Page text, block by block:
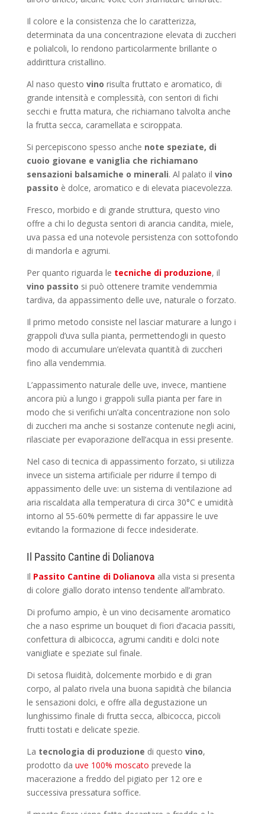
Il colore e la consistenza che lo caratterizza,
determinata da una concentrazione elevata di zuccheri
e polialcoli, lo rendono particolarmente brillante o
addirittura cristallino.
Al naso questo vino risulta fruttato e aromatico, di
grande intensità e complessità, con sentori di fichi
secchi e frutta matura, che richiamano talvolta anche
la frutta secca, caramellata e sciroppata.
Si percepiscono spesso anche note speziate, di
cuoio giovane e vaniglia che richiamano
sensazioni balsamiche o minerali. Al palato il vino
passito è dolce, aromatico e di elevata piacevolezza.
Fresco, morbido e di grande struttura, questo vino
offre a chi lo degusta sentori di arancia candita, miele,
uva passa ed una notevole persistenza con sottofondo
di mandorla e agrumi.
Per quanto riguarda le tecniche di produzione, il
vino passito si può ottenere tramite vendemmia
tardiva, da appassimento delle uve, naturale o forzato.
Il primo metodo consiste nel lasciar maturare a lungo i
grappoli d’uva sulla pianta, permettendogli in questo
modo di accumulare un’elevata quantità di zuccheri
fino alla vendemmia.
L’appassimento naturale delle uve, invece, mantiene
ancora più a lungo i grappoli sulla pianta per fare in
modo che si verifichi un’alta concentrazione non solo
di zuccheri ma anche si sostanze contenute negli acini,
rilasciate per evaporazione dell’acqua in essi presente.
Nel caso di tecnica di appassimento forzato, si utilizza
invece un sistema artificiale per ridurre il tempo di
appassimento delle uve: un sistema di ventilazione ad
aria riscaldata alla temperatura di circa 30°C e umidità
intorno al 55-60% permette di far appassire le uve
evitando la formazione di fecce indesiderate.
Il Passito Cantine di Dolianova
Il Passito Cantine di Dolianova alla vista si presenta
di colore giallo dorato intenso tendente all’ambrato.
Di profumo ampio, è un vino decisamente aromatico
che a naso esprime un bouquet di fiori d’acacia passiti,
confettura di albicocca, agrumi canditi e dolci note
vanigliate e speziate sul finale.
Di setosa fluidità, dolcemente morbido e di gran
corpo, al palato rivela una buona sapidità che bilancia
le sensazioni dolci, e offre alla degustazione un
lunghissimo finale di frutta secca, albicocca, piccoli
frutti tostati e delicate spezie.
La tecnologia di produzione di questo vino,
prodotto da uve 100% moscato prevede la
macerazione a freddo del pigiato per 12 ore e
successiva pressatura soffice.